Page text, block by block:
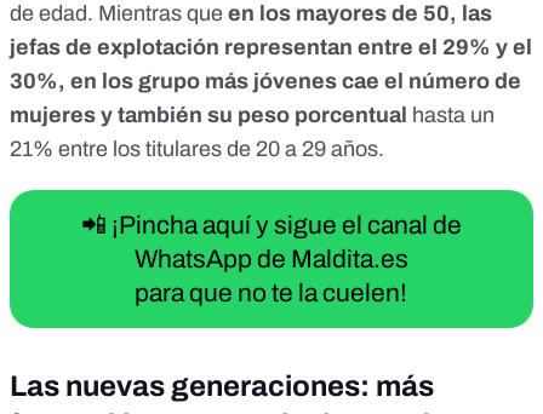
de edad. Mientras que en los mayores de 50, las
jefas de explotación representan entre el 29% y el
30%, en los grupo más jóvenes cae el número de
mujeres y también su peso porcentual hasta un
21% entre los titulares de 20 a 29 años.
📲 ¡Pincha aquí y sigue el canal de
WhatsApp de Maldita.es
para que no te la cuelen!
Las nuevas generaciones: más